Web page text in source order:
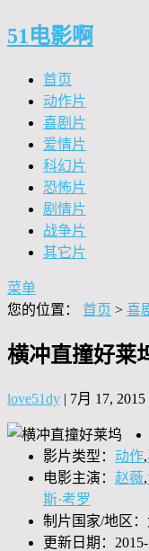
51电影啊
首页
动作片
喜剧片
爱情片
科幻片
恐怖片
剧情片
战争片
其它片
菜单
您的位置： 首页 > 喜
横冲直撞好莱
love51dy | 7月 17, 2015
影片类型： 动作,
电影主演： 赵薇,
斯·考罗
制片国家/地区
更新日期：2015-